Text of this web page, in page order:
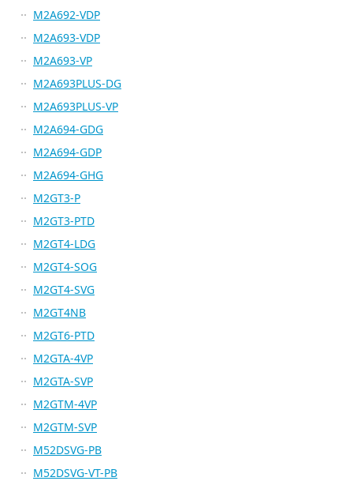
M2A692-VDP
M2A693-VDP
M2A693-VP
M2A693PLUS-DG
M2A693PLUS-VP
M2A694-GDG
M2A694-GDP
M2A694-GHG
M2GT3-P
M2GT3-PTD
M2GT4-LDG
M2GT4-SOG
M2GT4-SVG
M2GT4NB
M2GT6-PTD
M2GTA-4VP
M2GTA-SVP
M2GTM-4VP
M2GTM-SVP
M52DSVG-PB
M52DSVG-VT-PB